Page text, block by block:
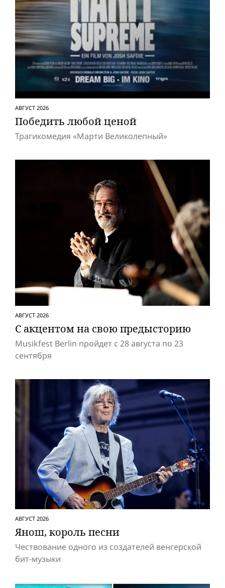
АВГУСТ 2026
Победить любой ценой
Трагикомедия «Марти Великолепный»
АВГУСТ 2026
С акцентом на свою предысторию
Musikfest Berlin пройдет с 28 августа по 23
сентября
АВГУСТ 2026
Янош, король песни
Чествование одного из создателей венгерской
бит-музыки